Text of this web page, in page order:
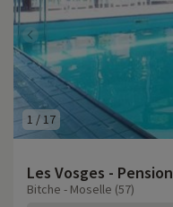
1 / 17
Les Vosges - Pension
Bitche - Moselle (57)